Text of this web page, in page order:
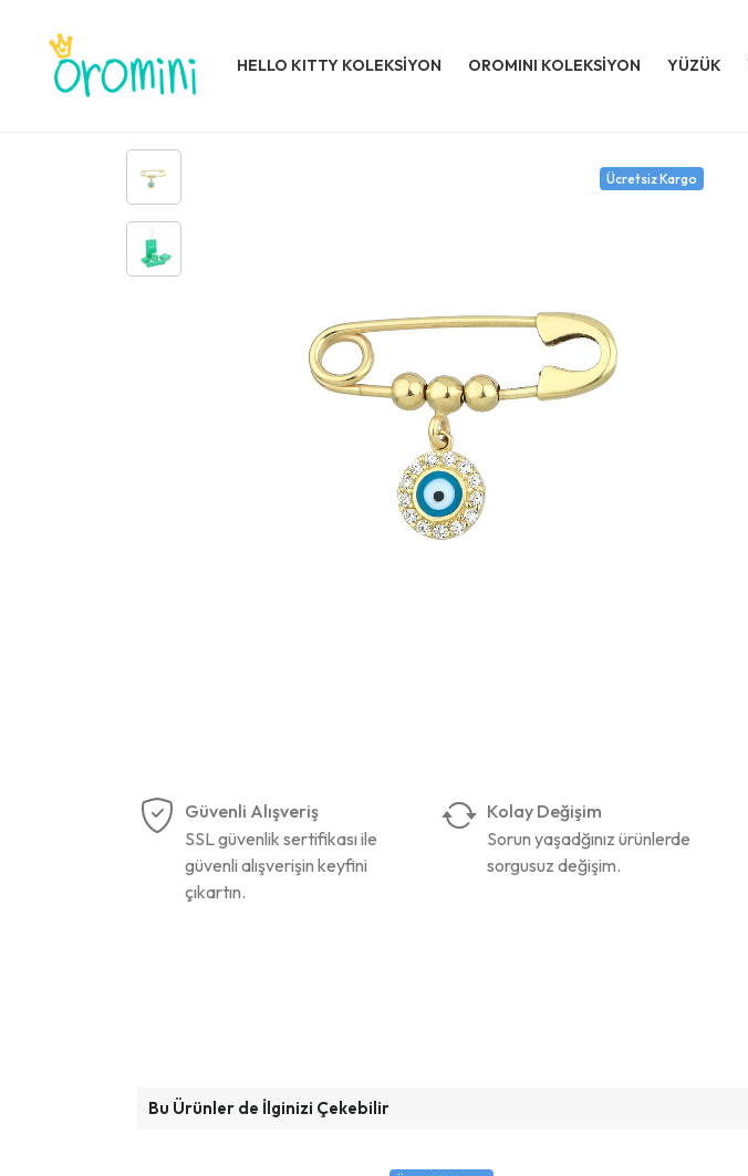
HELLO KITTY KOLEKSİYON OROMINI KOLEKSİYON YÜZÜK
Ücretsiz Kargo
Güvenli Alışveriş
SSL güvenlik sertifikası ile
güvenli alışverişin keyfini
çıkartın.
Kolay Değişim
Sorun yaşadğınız ürünlerde
sorgusuz değişim.
Bu Ürünler de İlginizi Çekebilir